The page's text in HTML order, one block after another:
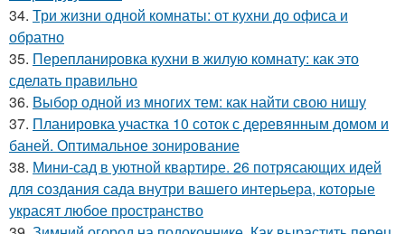
34. Три жизни одной комнаты: от кухни до офиса и
обратно
35. Перепланировка кухни в жилую комнату: как это
сделать правильно
36. Выбор одной из многих тем: как найти свою нишу
37. Планировка участка 10 соток с деревянным домом и
баней. Оптимальное зонирование
38. Мини-сад в уютной квартире. 26 потрясающих идей
для создания сада внутри вашего интерьера, которые
украсят любое пространство